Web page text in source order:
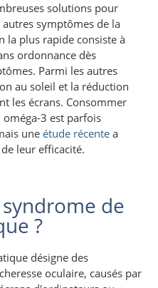
solutions pour
symptômes de la
la plus rapide consiste à
ordonnance dès
Parmi les autres
au soleil et la réduction
les écrans. Consommer
3 est parfois
une étude récente a
leur efficacité.
syndrome de
?
désigne des
oculaire, causés par